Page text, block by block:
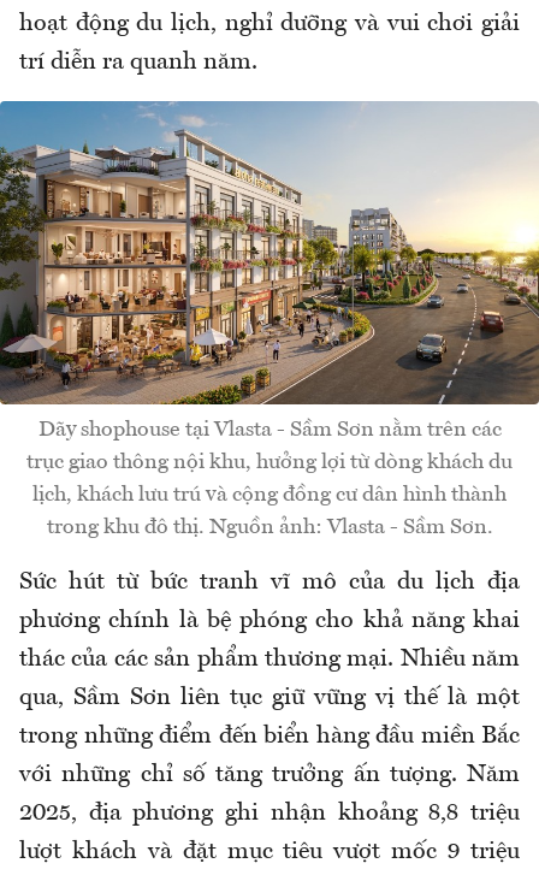
hoạt động du lịch, nghỉ dưỡng và vui chơi giải
trí diễn ra quanh năm.
Dãy shophouse tại Vlasta - Sầm Sơn nằm trên các
trục giao thông nội khu, hưởng lợi từ dòng khách du
lịch, khách lưu trú và cộng đồng cư dân hình thành
trong khu đô thị. Nguồn ảnh: Vlasta - Sầm Sơn.
Sức hút từ bức tranh vĩ mô của du lịch địa
phương chính là bệ phóng cho khả năng khai
thác của các sản phẩm thương mại. Nhiều năm
qua, Sầm Sơn liên tục giữ vững vị thế là một
trong những điểm đến biển hàng đầu miền Bắc
với những chỉ số tăng trưởng ấn tượng. Năm
2025, địa phương ghi nhận khoảng 8,8 triệu
lượt khách và đặt mục tiêu vượt mốc 9 triệu